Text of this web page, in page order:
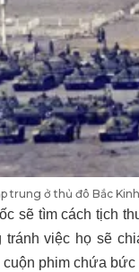
trung ở thủ đô Bắc
sẽ tìm cách tịch
tránh việc họ sẽ
phim chứa